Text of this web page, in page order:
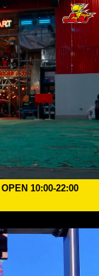
OPEN 10:00-22:00